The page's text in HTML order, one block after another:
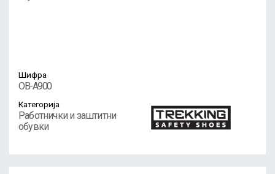
Шифра
OB-A900
Категорија
Работнички и заштитни
обувки